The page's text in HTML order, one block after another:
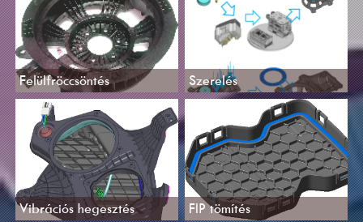
Felülfröccsöntés Szerelés
Vibrációs hegesztés FIP tömítés